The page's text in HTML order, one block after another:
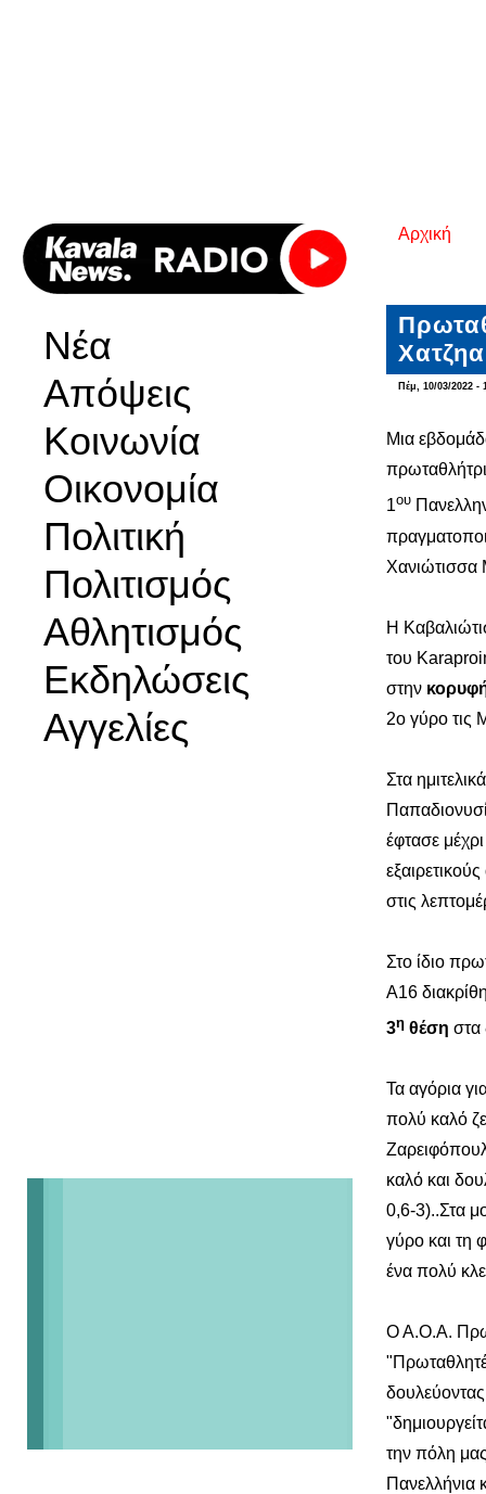
Νέα
Απόψεις
Κοινωνία
Οικονομία
Πολιτική
Πολιτισμός
Αθλητισμός
Εκδηλώσεις
Αγγελίες
Είστε
Αρχική
Πέμ, 10/03/2022 -
Μια
1ου
Η
του
στην
2ο γύρο τις
Στα
έφτασε
στις
Στο ίδιο
Α16
3η θέση στα
Τα αγόρια
πολύ καλό
καλό και
0,6-3)..Στα
γύρο και τη
ένα πολύ
Ο Α.Ο.Α.
την πόλη
Πανελλήνια